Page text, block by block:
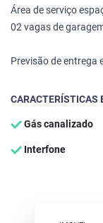
Área de serviço
02 vagas de
Previsão de entrega
CARACTERÍSTICAS
Gás canalizado
Interfone